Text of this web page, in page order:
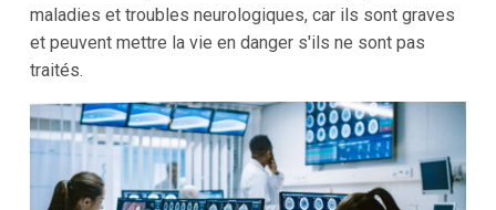
maladies et troubles neurologiques, car ils sont graves
et peuvent mettre la vie en danger s'ils ne sont pas
traités.